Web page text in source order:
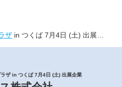
ザ in つくば 7月4日 (土) 出展企業
ザ in つくば 7月4日 (土) 出展企業